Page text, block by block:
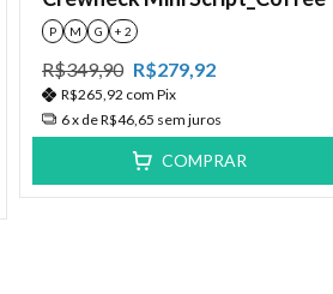
P M G + 2
R$349,90 R$279,92
R$265,92 com Pix
6x deR$46,65 sem juros
COMPRAR